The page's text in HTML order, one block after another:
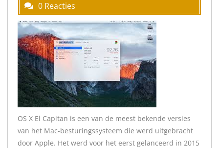
0 Reacties
OS X El Capitan is een van de meest bekende versies
van het Mac-besturingssysteem die werd uitgebracht
door Apple. Het werd voor het eerst gelanceerd in 2015